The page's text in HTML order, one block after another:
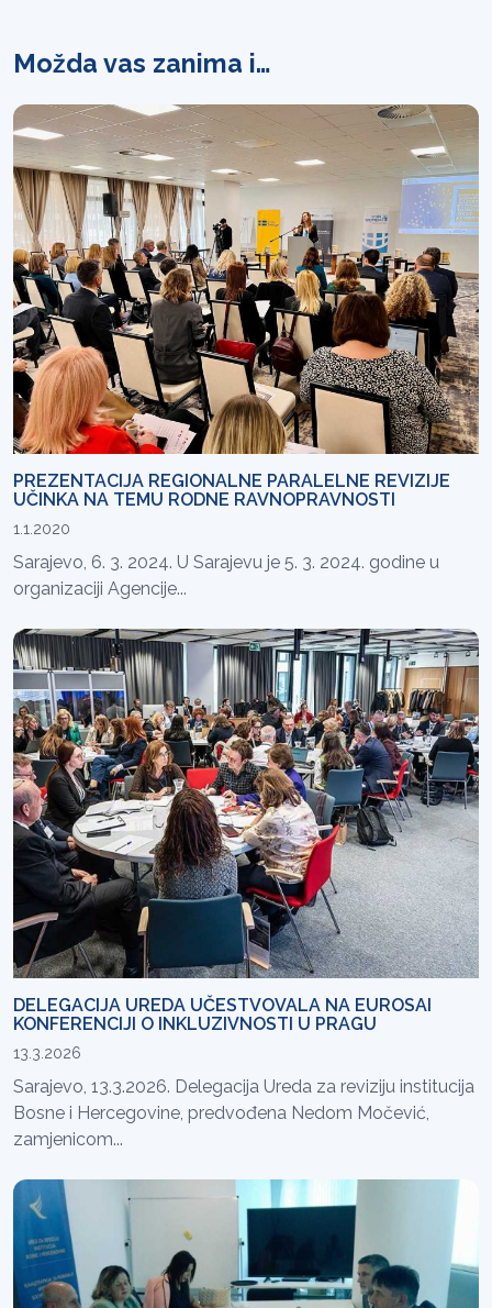
Možda vas zanima i…
PREZENTACIJA REGIONALNE PARALELNE REVIZIJE
UČINKA NA TEMU RODNE RAVNOPRAVNOSTI
1.1.2020
Sarajevo, 6. 3. 2024. U Sarajevu je 5. 3. 2024. godine u
organizaciji Agencije...
DELEGACIJA UREDA UČESTVOVALA NA EUROSAI
KONFERENCIJI O INKLUZIVNOSTI U PRAGU
13.3.2026
Sarajevo, 13.3.2026. Delegacija Ureda za reviziju institucija
Bosne i Hercegovine, predvođena Nedom Močević,
zamjenicom...